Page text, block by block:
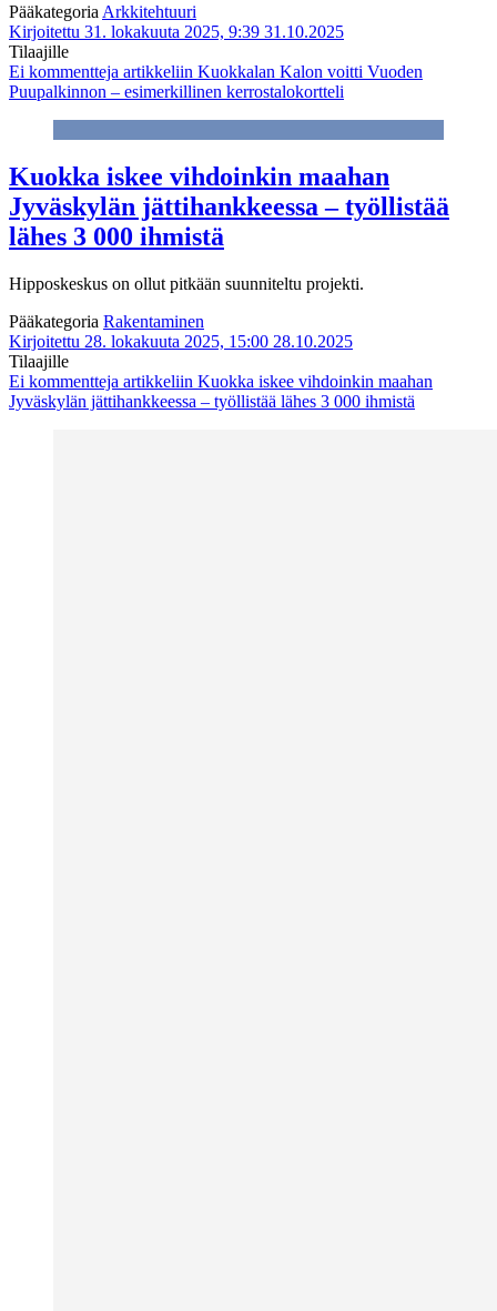
Pääkategoria Arkkitehtuuri
Kirjoitettu 31. lokakuuta 2025, 9:39 31.10.2025
Tilaajille
Ei kommentteja artikkeliin Kuokkalan Kalon voitti Vuoden
Puupalkinnon – esimerkillinen kerrostalokortteli
Kuokka iskee vihdoinkin maahan
Jyväskylän jättihankkeessa – työllistää
lähes 3 000 ihmistä
Hipposkeskus on ollut pitkään suunniteltu projekti.
Pääkategoria Rakentaminen
Kirjoitettu 28. lokakuuta 2025, 15:00 28.10.2025
Tilaajille
Ei kommentteja artikkeliin Kuokka iskee vihdoinkin maahan
Jyväskylän jättihankkeessa – työllistää lähes 3 000 ihmistä